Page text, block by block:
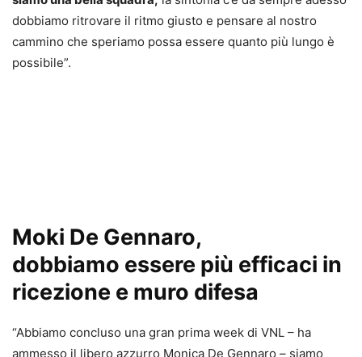
dobbiamo ritrovare il ritmo giusto e pensare al nostro
cammino che speriamo possa essere quanto più lungo è
possibile”.
Moki De Gennaro,
dobbiamo essere più efficaci in
ricezione e muro difesa
“Abbiamo concluso una gran prima week di VNL – ha
ammesso il libero azzurro Monica De Gennaro – siamo